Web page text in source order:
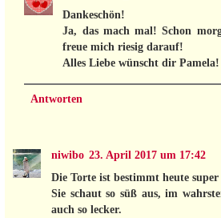
Dankeschön!
Ja, das mach mal! Schon
freue mich riesig darauf!
Alles Liebe wünscht dir Pamela!
Antworten
niwibo 23. April 2017 um 17:42
Die Torte ist bestimmt heute super
Sie schaut so süß aus, im
auch so lecker.